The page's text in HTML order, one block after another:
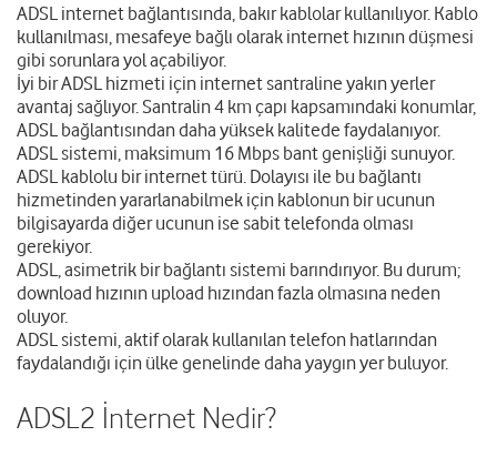
ADSL internet bağlantısında, bakır kablolar kullanılıyor. Kablo
kullanılması, mesafeye bağlı olarak internet hızının düşmesi
gibi sorunlara yol açabiliyor.
İyi bir ADSL hizmeti için internet santraline yakın yerler
avantaj sağlıyor. Santralin 4 km çapı kapsamındaki konumlar,
ADSL bağlantısından daha yüksek kalitede faydalanıyor.
ADSL sistemi, maksimum 16 Mbps bant genişliği sunuyor.
ADSL kablolu bir internet türü. Dolayısı ile bu bağlantı
hizmetinden yararlanabilmek için kablonun bir ucunun
bilgisayarda diğer ucunun ise sabit telefonda olması
gerekiyor.
ADSL, asimetrik bir bağlantı sistemi barındırıyor. Bu durum;
download hızının upload hızından fazla olmasına neden
oluyor.
ADSL sistemi, aktif olarak kullanılan telefon hatlarından
faydalandığı için ülke genelinde daha yaygın yer buluyor.
ADSL2 İnternet Nedir?